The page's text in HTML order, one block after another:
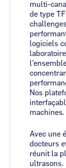
multi-
de type
logiciels
Nos
machines.
Avec une
docteurs
réunit la
ultrasons.